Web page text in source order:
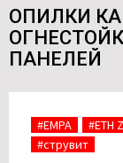
ОПИЛКИ
ПАНЕЛЕЙ
#EMPA #ETH
#струвит